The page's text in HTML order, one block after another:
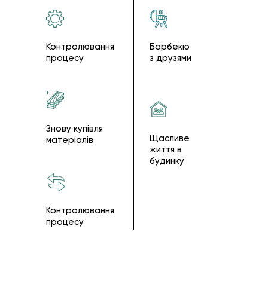
Контролювання
процесу
Знову купівля
матеріалів
Контролювання
процесу
Барбекю
з друзями
Щасливе
життя в
будинку